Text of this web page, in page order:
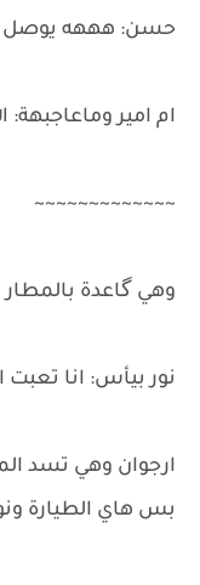
حسن: هههه يوصل
ام امير وماعاجبهة:
~~~~~~~~~~~~~
وهي گاعدة بالمطار
نور بيأس: انا تعبت
ارجوان وهي تسد
بس هاي الطيارة